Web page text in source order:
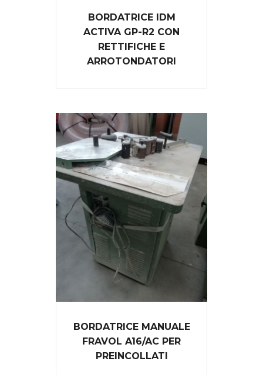
BORDATRICE IDM
ACTIVA GP-R2 CON
RETTIFICHE E
ARROTONDATORI
BORDATRICE MANUALE
FRAVOL A16/AC PER
PREINCOLLATI